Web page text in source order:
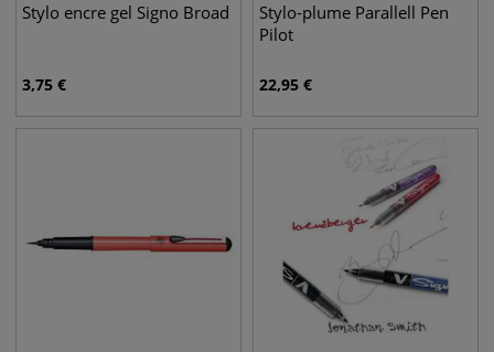
Stylo encre gel Signo Broad
3,75 €
Stylo-plume Parallell Pen
Pilot
22,95 €